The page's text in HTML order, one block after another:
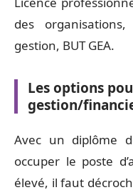
des
gestion, BUT GEA.
Les options
gestion/
Avec un diplôme
occuper le poste
élevé, il faut